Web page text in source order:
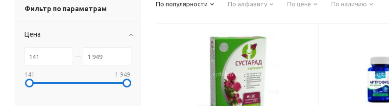
По популярности По алфавиту По цене По наличию
Фильтр по параметрам
Цена
141 1 949